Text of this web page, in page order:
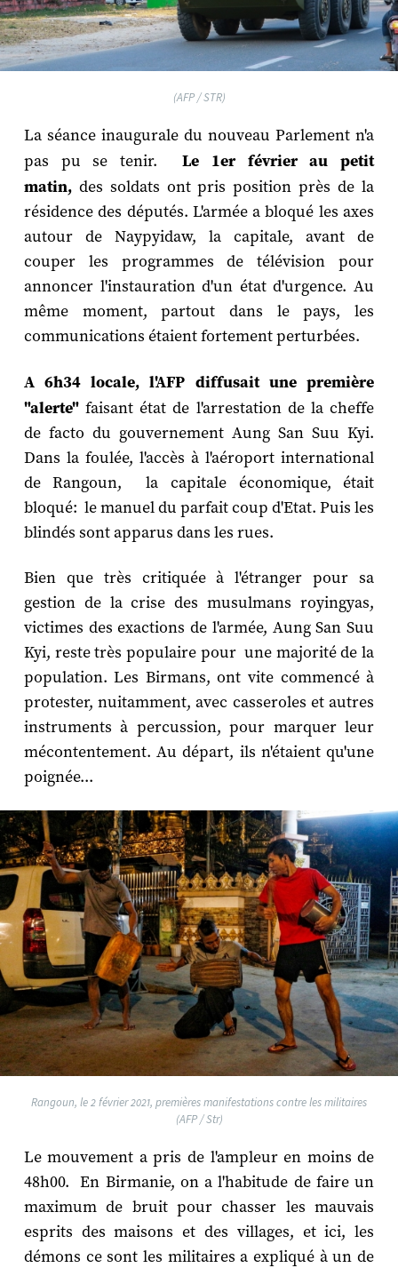
(AFP / STR)
La séance inaugurale du nouveau Parlement n'a
pas pu se tenir. Le 1er février au petit
matin, des soldats ont pris position près de la
résidence des députés. L'armée a bloqué les axes
autour de Naypyidaw, la capitale, avant de
couper les programmes de télévision pour
annoncer l'instauration d'un état d'urgence. Au
même moment, partout dans le pays, les
communications étaient fortement perturbées.
A 6h34 locale, l'AFP diffusait une première
"alerte"faisant état de l'arrestation de la cheffe
de facto du gouvernement Aung San Suu Kyi.
Dans la foulée, l'accès à l'aéroport international
de Rangoun, la capitale économique, était
bloqué: le manuel du parfait coup d'Etat. Puis les
blindés sont apparus dans les rues.
Bien que très critiquée à l'étranger pour sa
gestion de la crise des musulmans royingyas,
victimes des exactions de l'armée, Aung San Suu
Kyi, reste très populaire pour une majorité de la
population. Les Birmans, ont vite commencé à
protester, nuitamment, avec casseroles et autres
instruments à percussion, pour marquer leur
mécontentement. Au départ, ils n'étaient qu'une
poignée...
Rangoun, le 2 février 2021, premières manifestations contre les militaires
(AFP / Str)
Le mouvement a pris de l'ampleur en moins de
48h00. En Birmanie, on a l'habitude de faire un
maximum de bruit pour chasser les mauvais
esprits des maisons et des villages, et ici, les
démons ce sont les militaires a expliqué à un de